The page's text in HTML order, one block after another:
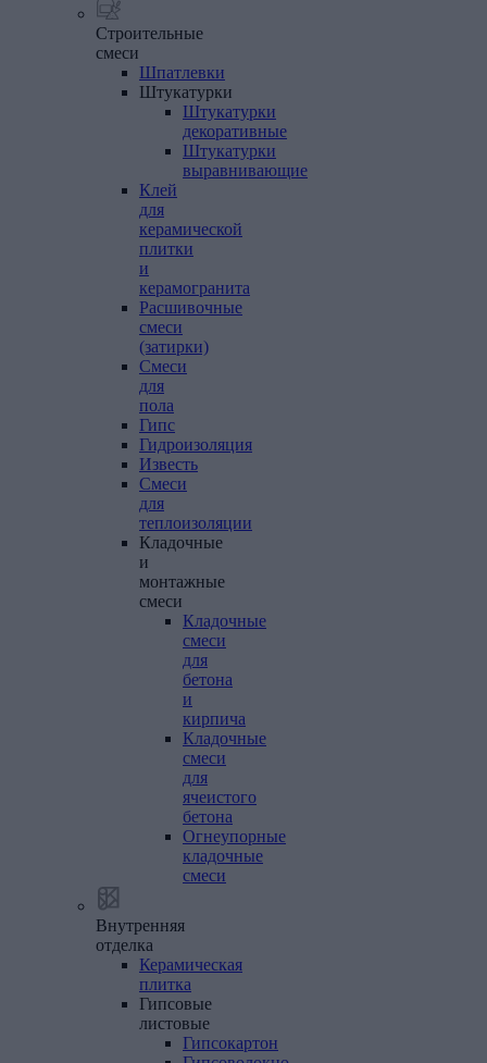
Строительные
смеси
Шпатлевки
Штукатурки
Штукатурки
декоративные
Штукатурки
выравнивающие
Клей
для
керамической
плитки
и
керамогранита
Расшивочные
смеси
(затирки)
Смеси
для
пола
Гипс
Гидроизоляция
Известь
Смеси
для
теплоизоляции
Кладочные
и
монтажные
смеси
Кладочные
смеси
для
бетона
и
кирпича
Кладочные
смеси
для
ячеистого
бетона
Огнеупорные
кладочные
смеси
Внутренняя
отделка
Керамическая
плитка
Гипсовые
листовые
Гипсокартон